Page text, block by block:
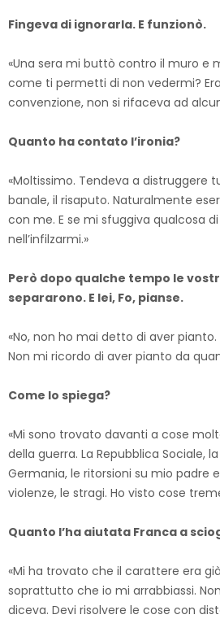
Fingeva di ignorarla. E funzionò.
«Una sera mi buttò contro il muro e
come ti permetti di non vedermi?
convenzione, non si rifaceva ad
Quanto ha contato l’ironia?
«Moltissimo. Tendeva a distruggere
banale, il risaputo. Naturalmente
con me. E se mi sfuggiva qualcosa
nell’infilzarmi.»
Però dopo qualche tempo le
separarono. E lei, Fo, pianse.
«No, non ho mai detto di aver
Non mi ricordo di aver pianto da
Come lo spiega?
«Mi sono trovato davanti a cose
della guerra. La Repubblica Sociale,
Germania, le ritorsioni su mio padre
violenze, le stragi. Ho visto cose
Quanto l’ha aiutata Franca a
«Mi ha trovato che il carattere era
soprattutto che io mi arrabbiassi.
diceva. Devi risolvere le cose con